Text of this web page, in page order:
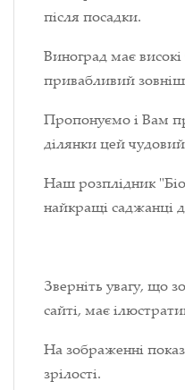
після посадки.
Виноград має високі
привабливий
Пропонуємо і Вам
ділянки цей
Наш розплідник
найкращі саджанці
Зверніть увагу, що
сайті, має
На зображенні
зрілості.